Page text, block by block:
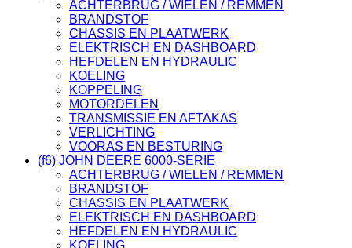
ACHTERBRUG / WIELEN / REMMEN
BRANDSTOF
CHASSIS EN PLAATWERK
ELEKTRISCH EN DASHBOARD
HEFDELEN EN HYDRAULIC
KOELING
KOPPELING
MOTORDELEN
TRANSMISSIE EN AFTAKAS
VERLICHTING
VOORAS EN BESTURING
(f6) JOHN DEERE 6000-SERIE
ACHTERBRUG / WIELEN / REMMEN
BRANDSTOF
CHASSIS EN PLAATWERK
ELEKTRISCH EN DASHBOARD
HEFDELEN EN HYDRAULIC
KOELING